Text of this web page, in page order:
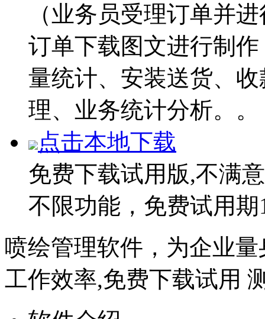
（业务员受理订单并
订单下载图文进行制
量统计、安装送货、
理、业务统计分析。。
点击本地下载
免费下载试用版,不满
不限功能，免费试用期
喷绘管理软件，为企业
工作效率,免费下载试用